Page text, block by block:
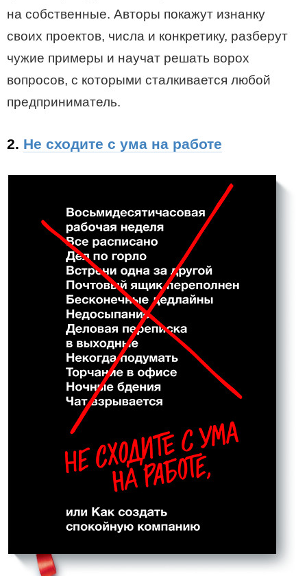
на собственные. Авторы покажут изнанку
своих проектов, числа и конкретику, разберут
чужие примеры и научат решать ворох
вопросов, с которыми сталкивается любой
предприниматель.
2. Не сходите с ума на работе